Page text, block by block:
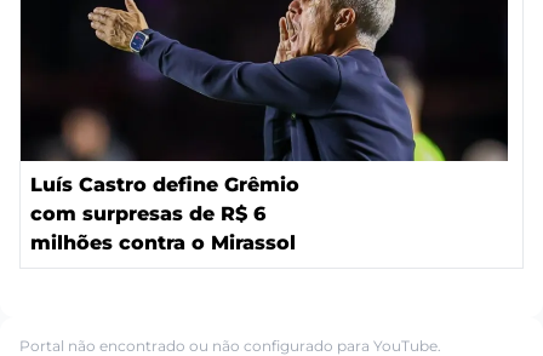
Luís Castro define Grêmio
com surpresas de R$ 6
milhões contra o Mirassol
Portal não encontrado ou não configurado para YouTube.